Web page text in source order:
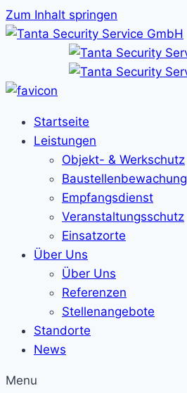
Zum Inhalt springen
Startseite
Leistungen
Objekt- & Werkschutz
Baustellenbewachung
Empfangsdienst
Veranstaltungsschutz
Einsatzorte
Über Uns
Über Uns
Referenzen
Stellenangebote
Standorte
News
Menu